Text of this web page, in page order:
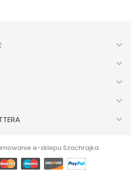





e-sklepu Szachrajka